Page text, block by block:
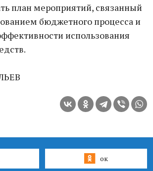
план мероприятий, связанный
бюджетного процесса и
использования
ок